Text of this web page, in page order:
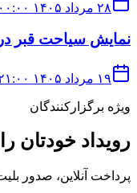
۲۸ مرداد ۱۴۰۵ ۰۰:۰۰
نمایش سیاحت قبر در تهران
۱۹ مرداد ۱۴۰۵ ۲۱:۰۰
ویژه برگزارکنندگان
رویداد خودتان
پرداخت آنلاین، صدور